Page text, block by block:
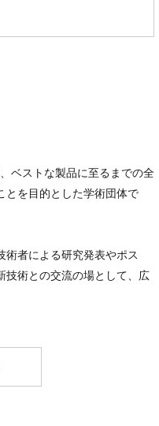
ベストな製品に至るまでの全
とを目的とした学術団体で
術者による研究発表やポス
技術との交流の場として、広